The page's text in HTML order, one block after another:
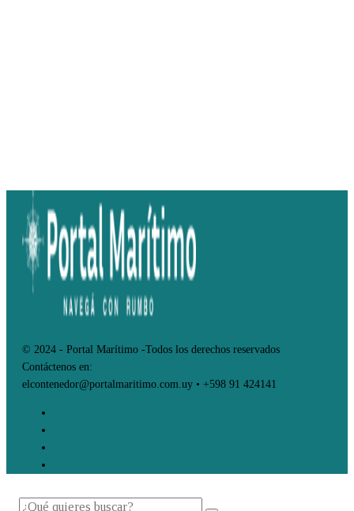
© 2024 - Portal Marítimo -Todos los derechos reservados
Contáctenos en:
elcontenedor@portalmaritimo.com.uy • +598 91 424141